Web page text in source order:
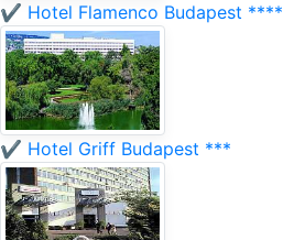
✔️ Hotel Flamenco Budapest ****
✔️ Hotel Griff Budapest ***